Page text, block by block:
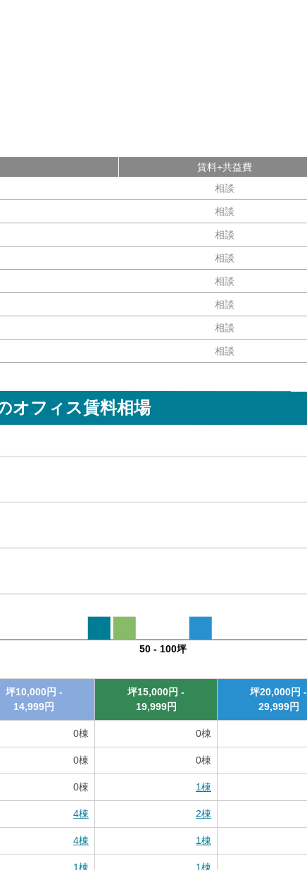
賃料+共益費
相談
相談
相談
相談
相談
相談
相談
相談
オフィス賃料相場
50 - 100坪
坪10,000 円 -
14,999円
坪15,000円 -
19,999円
坪20,000円 -
29,999円
0棟 0棟
0棟 0棟
0棟 1棟
4棟 2棟
4棟 1棟
1棟 1棟